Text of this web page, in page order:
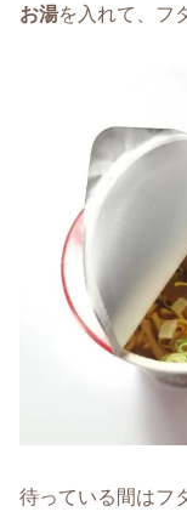
お湯を入れて、フ
待っている間はフ